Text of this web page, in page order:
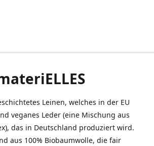
Leinen, welches in der EU
veganes Leder (eine Mischung aus
das in Deutschland produziert wird.
aus 100% Biobaumwolle, die fair